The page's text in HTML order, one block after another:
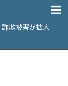
欺被害が拡大